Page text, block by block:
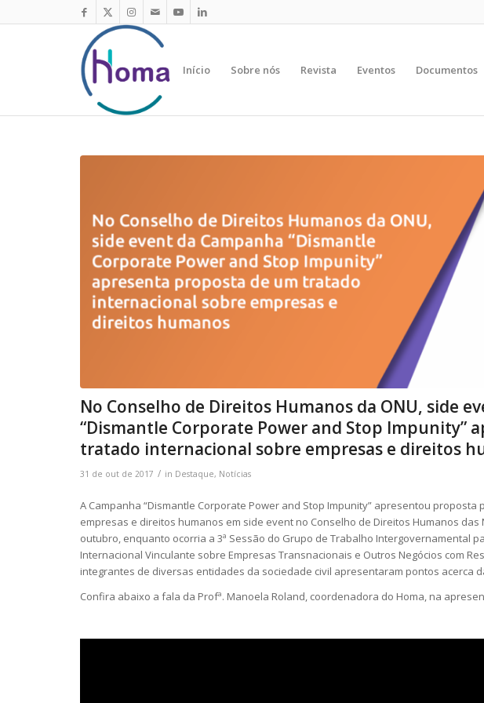
Início Sobre nós Revista Eventos Documentos
No Conselho de Direitos Humanos da ONU, side
“Dismantle Corporate Power and Stop Impunity”
tratado internacional sobre empresas e direitos
31 de out de 2017 / in Destaque, Notícias
A Campanha “Dismantle Corporate Power and Stop Impunity” apresentou
empresas e direitos humanos em side event no Conselho de Direitos Humanos das
outubro, enquanto ocorria a 3ª Sessão do Grupo de Trabalho Intergovernamental
Internacional Vinculante sobre Empresas Transnacionais e Outros Negócios com
integrantes de diversas entidades da sociedade civil apresentaram pontos acerca
Confira abaixo a fala da Profª. Manoela Roland, coordenadora do Homa, na